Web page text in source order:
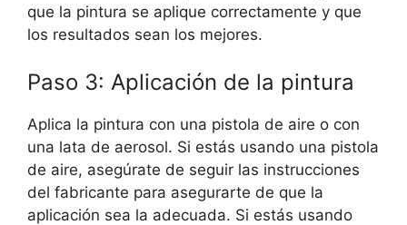
que la pintura se aplique correctamente y que
los resultados sean los mejores.
Paso 3: Aplicación de la pintura
Aplica la pintura con una pistola de aire o con
una lata de aerosol. Si estás usando una pistola
de aire, asegúrate de seguir las instrucciones
del fabricante para asegurarte de que la
aplicación sea la adecuada. Si estás usando